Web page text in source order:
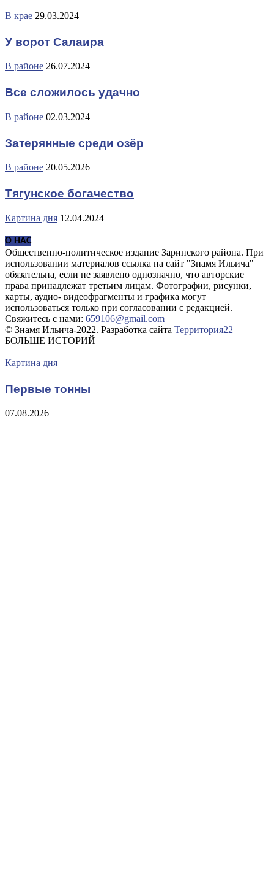
В крае 29.03.2024
У ворот Салаира
В районе 26.07.2024
Все сложилось удачно
В районе 02.03.2024
Затерянные среди озёр
В районе 20.05.2026
Тягунское богачество
Картина дня 12.04.2024
О НАС
Общественно-политическое издание Заринского района. При
использовании материалов ссылка на сайт "Знамя Ильича"
обязательна, если не заявлено однозначно, что авторские
права принадлежат третьим лицам. Фотографии, рисунки,
карты, аудио- видеофрагменты и графика могут
использоваться только при согласовании с редакцией.
Свяжитесь с нами: 659106@gmail.com
© Знамя Ильича-2022. Разработка сайта Территория22
БОЛЬШЕ ИСТОРИЙ
Картина дня
Первые тонны
07.08.2026